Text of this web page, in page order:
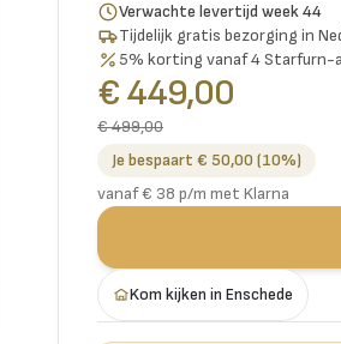
Verwachte levertijd week 44
Tijdelijk gratis bezorging in
5% korting vanaf 4 Starfurn-
€ 449,00
€ 499,00
Je bespaart € 50,00 (10%)
vanaf € 38 p/m met Klarna
Kom kijken in Enschede